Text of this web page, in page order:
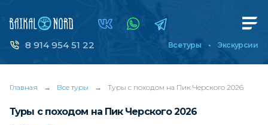
8 914 954 51 22 Все туры Экскурсии
Главная → Все туры → Туры с походом на Пик Черского 2026
Туры с походом на Пик Черского 2026